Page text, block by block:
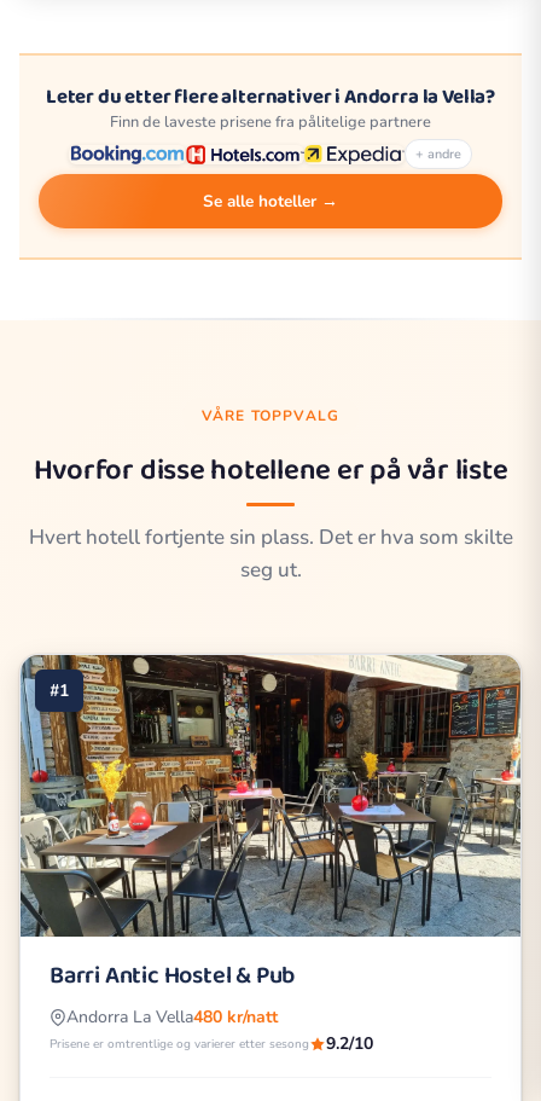
Leter du etter flere alternativer i Andorra la Vella?
Finn de laveste prisene fra pålitelige partnere
+ andre
Se alle hoteller →
VÅRE TOPPVALG
Hvorfor disse hotellene er på vår liste
Hvert hotell fortjente sin plass. Det er hva som skilte
seg ut.
#1
Barri Antic Hostel & Pub
Andorra La Vella480 kr/natt
Prisene er omtrentlige og varierer etter sesong 9.2/10